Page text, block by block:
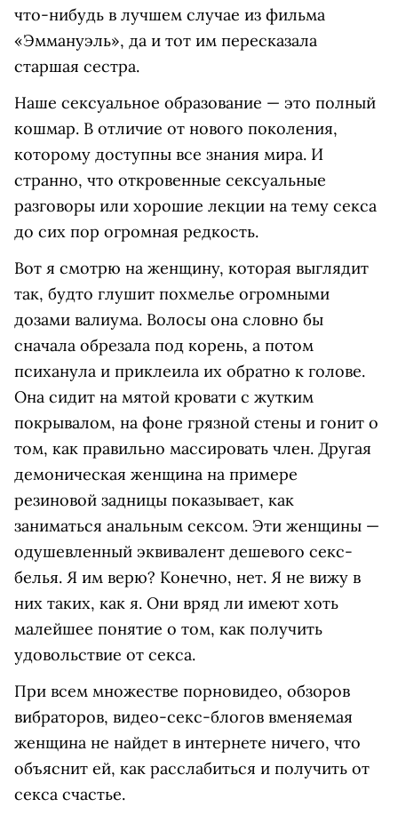
что-нибудь в лучшем случае из фильма
«Эммануэль», да и тот им пересказала
старшая сестра.
Наше сексуальное образование — это полный
кошмар. В отличие от нового поколения,
которому доступны все знания мира. И
странно, что откровенные сексуальные
разговоры или хорошие лекции на тему секса
до сих пор огромная редкость.
Вот я смотрю на женщину, которая выглядит
так, будто глушит похмелье огромными
дозами валиума. Волосы она словно бы
сначала обрезала под корень, а потом
психанула и приклеила их обратно к голове.
Она сидит на мятой кровати с жутким
покрывалом, на фоне грязной стены и гонит о
том, как правильно массировать член. Другая
демоническая женщина на примере
резиновой задницы показывает, как
заниматься анальным сексом. Эти женщины —
одушевленный эквивалент дешевого секс-
белья. Я им верю? Конечно, нет. Я не вижу в
них таких, как я. Они вряд ли имеют хоть
малейшее понятие о том, как получить
удовольствие от секса.
При всем множестве порновидео, обзоров
вибраторов, видео-секс-блогов вменяемая
женщина не найдет в интернете ничего, что
объяснит ей, как расслабиться и получить от
секса счастье.